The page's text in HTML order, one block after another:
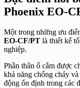
Phoenix EO-
Một trong những ưu
EO-CF/PT là thiết kế
nghiệp.
Phần thân ổ cắm được
khả năng chống cháy
động ổn định trong các